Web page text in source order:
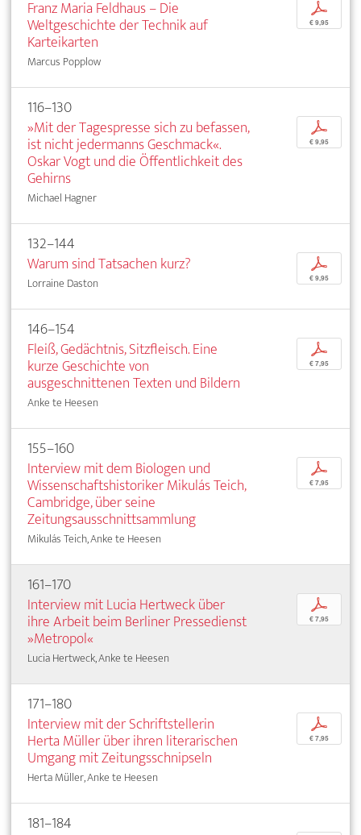
Franz Maria Feldhaus – Die
Weltgeschichte der Technik auf
Karteikarten
Marcus Popplow
p
€ 9,95
116–130
»Mit der Tagespresse sich zu befassen,
ist nicht jedermanns Geschmack«.
Oskar Vogt und die Öffentlichkeit des
Gehirns
Michael Hagner
p
€ 9,95
132–144
Warum sind Tatsachen kurz?
Lorraine Daston
p
€ 9,95
146–154
Fleiß, Gedächtnis, Sitzfleisch. Eine
kurze Geschichte von
ausgeschnittenen Texten und Bildern
Anke te Heesen
p
€ 7,95
155–160
Interview mit dem Biologen und
Wissenschaftshistoriker Mikulás Teich,
Cambridge, über seine
Zeitungsausschnittsammlung
Mikulás Teich, Anke te Heesen
p
€ 7,95
161–170
Interview mit Lucia Hertweck über
ihre Arbeit beim Berliner Pressedienst
»Metropol«
Lucia Hertweck, Anke te Heesen
p
€ 7,95
171–180
Interview mit der Schriftstellerin
Herta Müller über ihren literarischen
Umgang mit Zeitungsschnipseln
Herta Müller, Anke te Heesen
p
€ 7,95
181–184